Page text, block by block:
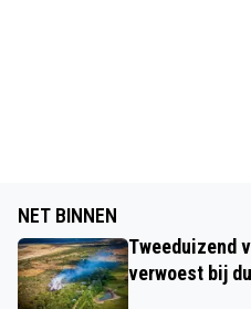
NET BINNEN
Tweeduizend
verwoest bij